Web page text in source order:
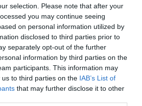
selection. Please note that after your
you may continue seeing
on personal information utilized by
disclosed to third parties prior to
separately opt-out of the further
information by third parties on the
participants. This information may
to third parties on the IAB’s List of
that may further disclose it to other
inte spela någon roll vilken sida
eller högern, därför att hela
av...
- AV TORBJÖRN SASSERSSON
på NewsVoice
historiskt kallat sig Sylthammar